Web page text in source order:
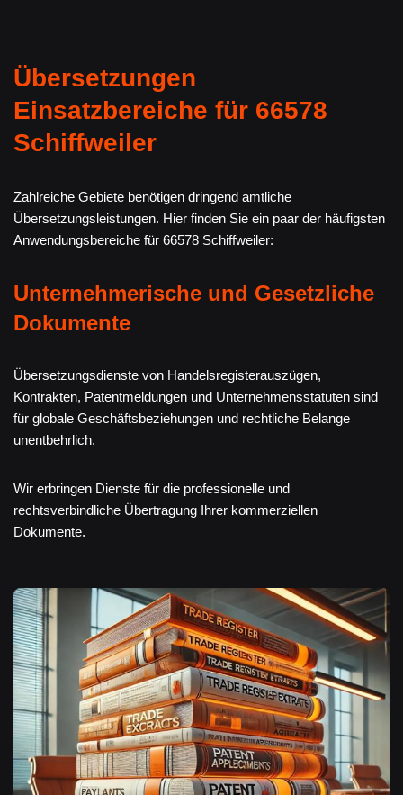
Übersetzungen
Einsatzbereiche für 66578
Schiffweiler
Zahlreiche Gebiete benötigen dringend amtliche
Übersetzungsleistungen. Hier finden Sie ein paar der häufigsten
Anwendungsbereiche für 66578 Schiffweiler:
Unternehmerische und Gesetzliche
Dokumente
Übersetzungsdienste von Handelsregisterauszügen,
Kontrakten, Patentmeldungen und Unternehmensstatuten sind
für globale Geschäftsbeziehungen und rechtliche Belange
unentbehrlich.
Wir erbringen Dienste für die professionelle und
rechtsverbindliche Übertragung Ihrer kommerziellen
Dokumente.